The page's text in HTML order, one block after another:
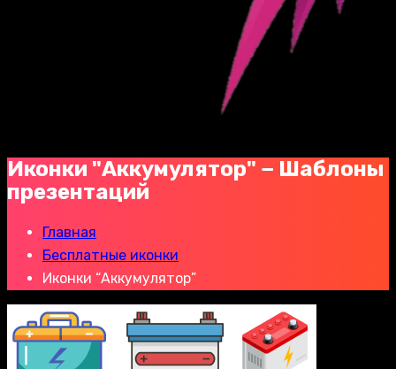
Иконки "Аккумулятор" − Шаблоны
презентаций
Главная
Бесплатные иконки
Иконки “Аккумулятор”